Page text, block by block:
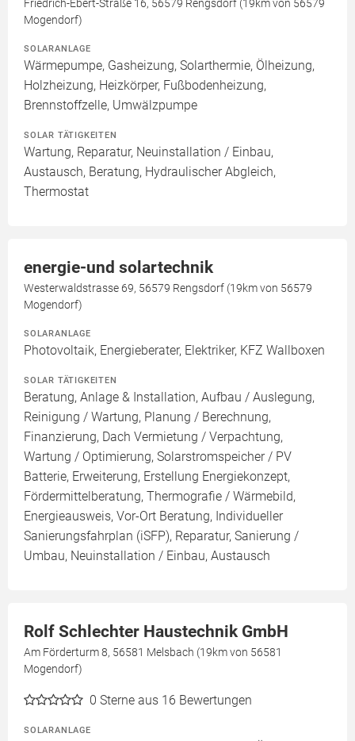
Friedrich-Ebert-Straße 16, 56579 Rengsdorf (19km von 56579
Mogendorf)
SOLARANLAGE
Wärmepumpe, Gasheizung, Solarthermie, Ölheizung,
Holzheizung, Heizkörper, Fußbodenheizung,
Brennstoffzelle, Umwälzpumpe
SOLAR TÄTIGKEITEN
Wartung, Reparatur, Neuinstallation / Einbau,
Austausch, Beratung, Hydraulischer Abgleich,
Thermostat
energie-und solartechnik
Westerwaldstrasse 69, 56579 Rengsdorf (19km von 56579
Mogendorf)
SOLARANLAGE
Photovoltaik, Energieberater, Elektriker, KFZ Wallboxen
SOLAR TÄTIGKEITEN
Beratung, Anlage & Installation, Aufbau / Auslegung,
Reinigung / Wartung, Planung / Berechnung,
Finanzierung, Dach Vermietung / Verpachtung,
Wartung / Optimierung, Solarstromspeicher / PV
Batterie, Erweiterung, Erstellung Energiekonzept,
Fördermittelberatung, Thermografie / Wärmebild,
Energieausweis, Vor-Ort Beratung, Individueller
Sanierungsfahrplan (iSFP), Reparatur, Sanierung /
Umbau, Neuinstallation / Einbau, Austausch
Rolf Schlechter Haustechnik GmbH
Am Förderturm 8, 56581 Melsbach (19km von 56581
Mogendorf)
0 Sterne aus 16 Bewertungen
SOLARANLAGE